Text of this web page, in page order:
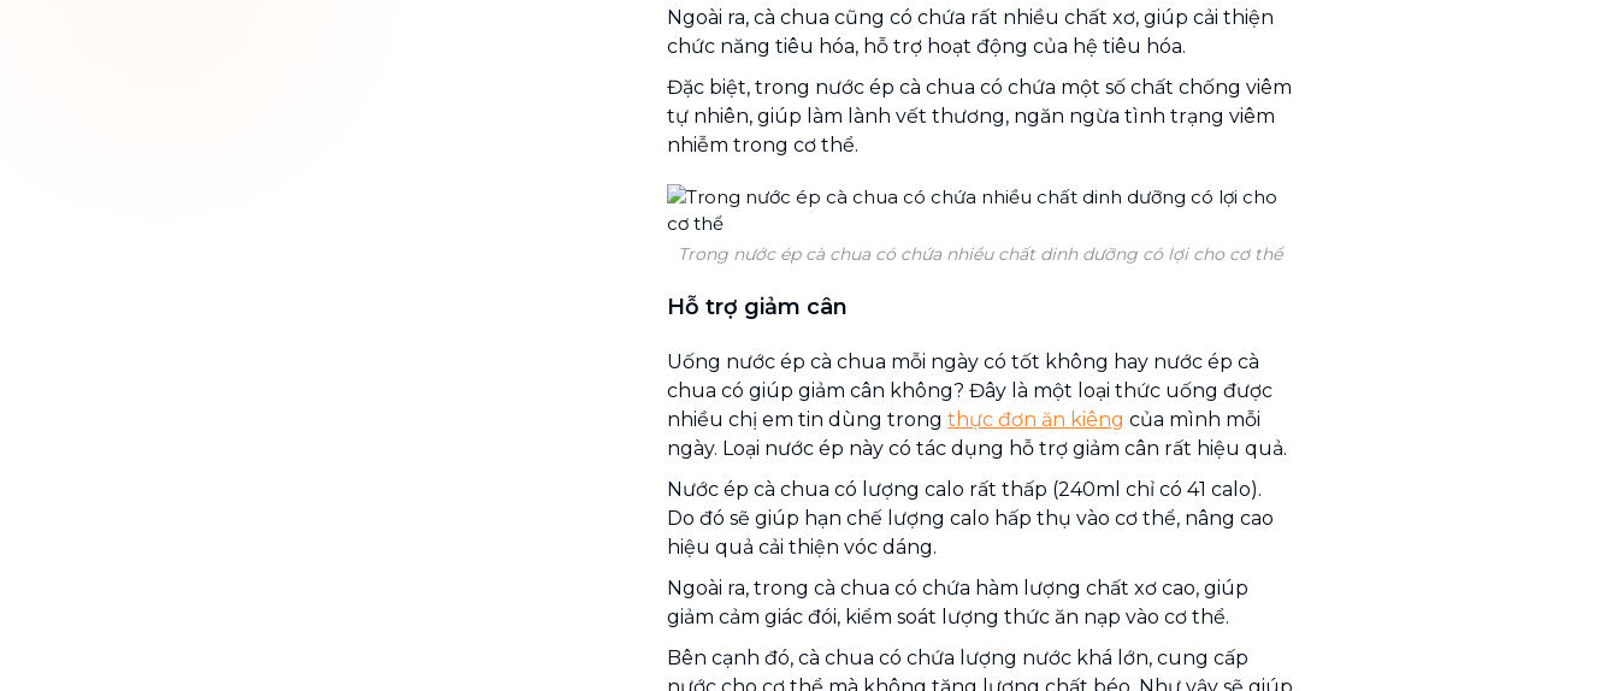
Ngoài ra, cà chua cũng có chứa rất nhiều chất xơ, giúp cải thiện
chức năng tiêu hóa, hỗ trợ hoạt động của hệ tiêu hóa.
Đặc biệt, trong nước ép cà chua có chứa một số chất chống viêm
tự nhiên, giúp làm lành vết thương, ngăn ngừa tình trạng viêm
nhiễm trong cơ thể.
Trong nước ép cà chua có chứa nhiều chất dinh dưỡng có lợi cho cơ thể
Hỗ trợ giảm cân
Uống nước ép cà chua mỗi ngày có tốt không hay nước ép cà
chua có giúp giảm cân không? Đây là một loại thức uống được
nhiều chị em tin dùng trong thực đơn ăn kiêng của mình mỗi
ngày. Loại nước ép này có tác dụng hỗ trợ giảm cân rất hiệu quả.
Nước ép cà chua có lượng calo rất thấp (240ml chỉ có 41 calo).
Do đó sẽ giúp hạn chế lượng calo hấp thụ vào cơ thể, nâng cao
hiệu quả cải thiện vóc dáng.
Ngoài ra, trong cà chua có chứa hàm lượng chất xơ cao, giúp
giảm cảm giác đói, kiểm soát lượng thức ăn nạp vào cơ thể.
Bên cạnh đó, cà chua có chứa lượng nước khá lớn, cung cấp
nước cho cơ thể mà không tăng lượng chất béo. Như vậy sẽ giúp